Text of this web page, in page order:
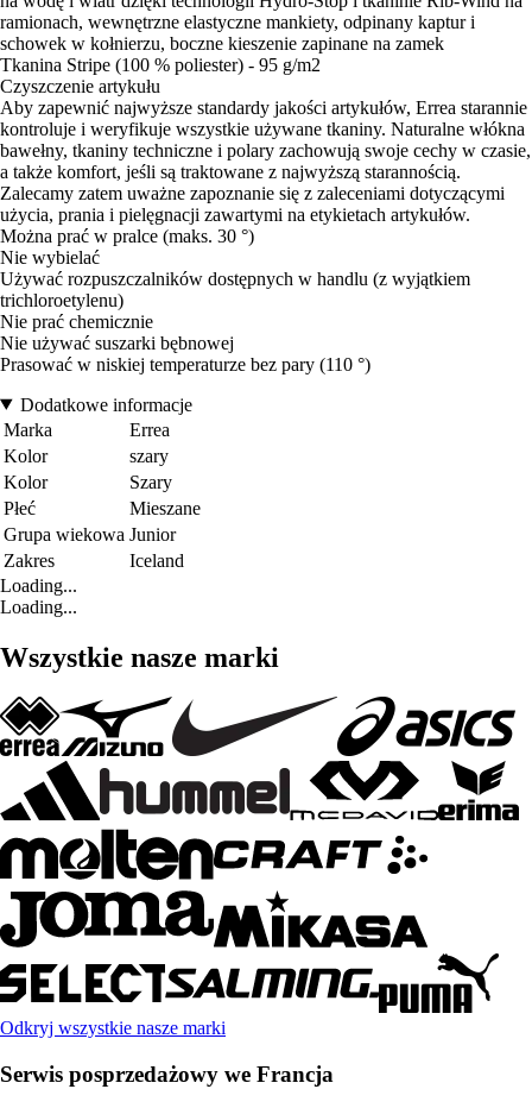
ramionach, wewnętrzne elastyczne mankiety, odpinany kaptur i
schowek w kołnierzu, boczne kieszenie zapinane na zamek
Tkanina Stripe (100 % poliester) - 95 g/m2
Czyszczenie artykułu
Aby zapewnić najwyższe standardy jakości artykułów, Errea starannie
kontroluje i weryfikuje wszystkie używane tkaniny. Naturalne włókna
bawełny, tkaniny techniczne i polary zachowują swoje cechy w czasie,
a także komfort, jeśli są traktowane z najwyższą starannością.
Zalecamy zatem uważne zapoznanie się z zaleceniami dotyczącymi
użycia, prania i pielęgnacji zawartymi na etykietach artykułów.
Można prać w pralce (maks. 30 °)
Nie wybielać
Używać rozpuszczalników dostępnych w handlu (z wyjątkiem
trichloroetylenu)
Nie prać chemicznie
Nie używać suszarki bębnowej
Prasować w niskiej temperaturze bez pary (110 °)
Dodatkowe informacje
Marka
Errea
Kolor
szary
Kolor
Szary
Płeć
Mieszane
Grupa wiekowa Junior
Zakres
Iceland
Loading...
Loading...
Wszystkie nasze marki
Odkryj wszystkie nasze marki
Serwis posprzedażowy we Francja